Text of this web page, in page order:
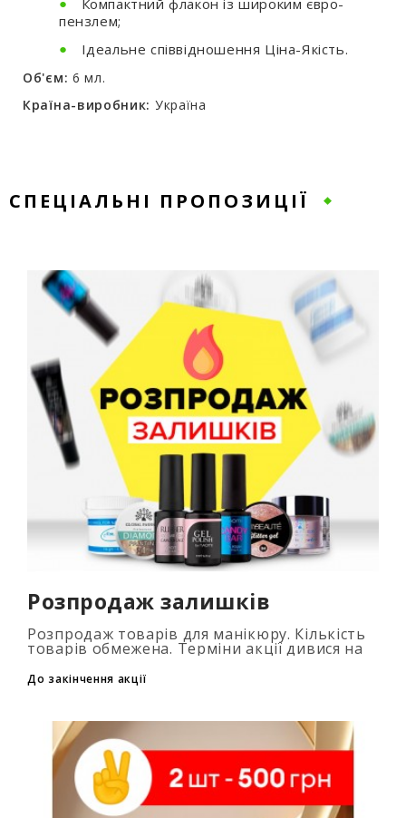
Компактний флакон із широким євро-
пензлем;
Ідеальне співвідношення Ціна-Якість.
Об'єм: 6 мл.
Країна-виробник: Україна
СПЕЦІАЛЬНІ ПРОПОЗИЦІЇ
Розпродаж залишків
Розпродаж товарів для манікюру. Кількість
товарів обмежена. Терміни акції дивися на
таймері...
До закінчення акції